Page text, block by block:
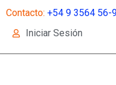
Contacto: +54 9 3564 56-
Iniciar Sesión